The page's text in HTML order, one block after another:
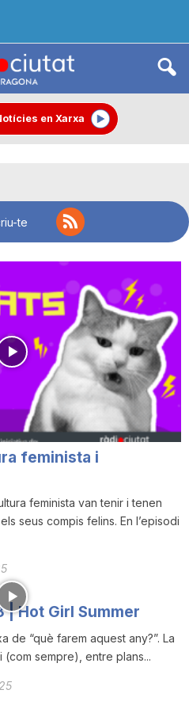
en Xarxa
te
feminista i
feminista van tenir i tenen
seus compis felins. En l’episodi
| Hot Girl Summer
de “què farem aquest any?”. La
(com sempre), entre plans...